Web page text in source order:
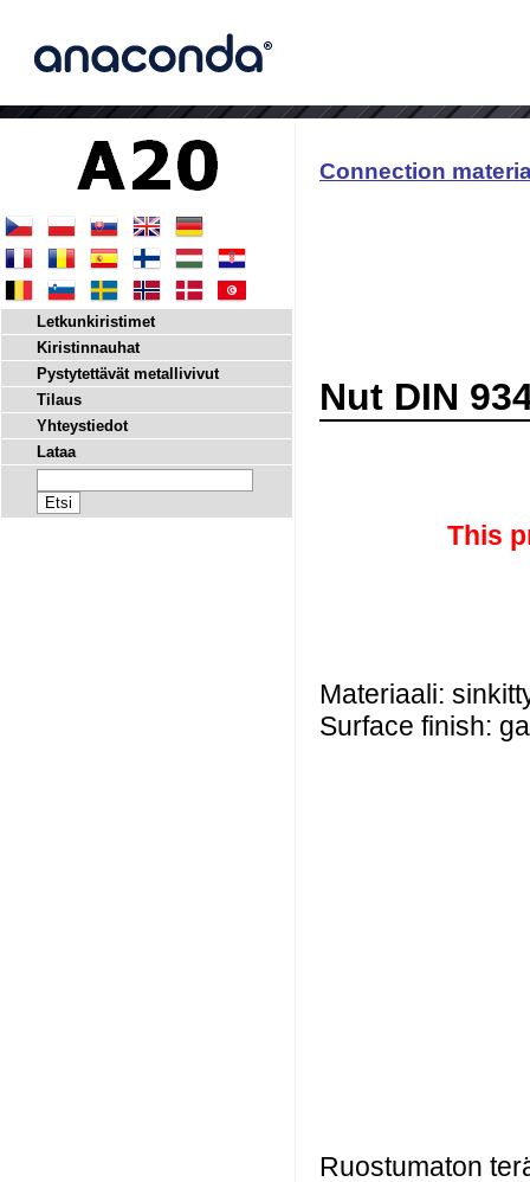
Connection
Nut DIN
This
Materiaali:
Surface finish:
Ruostumaton
Letkunkiristimet
Kiristinnauhat
Pystytettävät metallivivut
Tilaus
Yhteystiedot
Lataa